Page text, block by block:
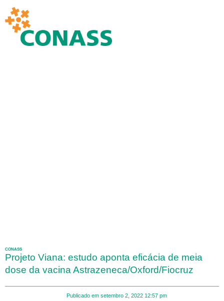
CONASS
Projeto Viana: estudo aponta eficácia de meia
dose da vacina Astrazeneca/Oxford/Fiocruz
Publicado em setembro 2, 2022 12:57 pm